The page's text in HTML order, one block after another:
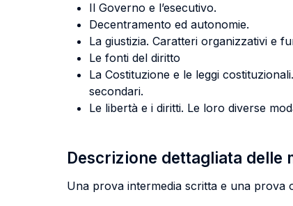
Il Governo e l’esecutivo.
Decentramento ed autonomie.
La giustizia. Caratteri organizzativi e
Le fonti del diritto
La Costituzione e le leggi
secondari.
Le libertà e i diritti. Le loro diverse
Descrizione dettagliata delle
Una prova intermedia scritta e una prova